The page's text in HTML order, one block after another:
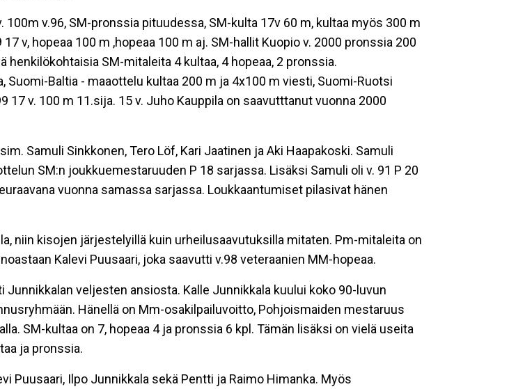
v.96, SM-pronssia pituudessa, SM-kulta 17v 60 m, kultaa myös 300 m
v, hopeaa 100 m ,hopeaa 100 m aj. SM-hallit Kuopio v. 2000 pronssia 200
SM-mitaleita 4 kultaa, 4 hopeaa, 2 pronssia.
Baltia - maaottelu kultaa 200 m ja 4x100 m viesti, Suomi-Ruotsi
v. 100 m 11.sija. 15 v. Juho Kauppila on saavutttanut vuonna 2000
Samuli Sinkkonen, Tero Löf, Kari Jaatinen ja Aki Haapakoski. Samuli
SM:n joukkuemestaruuden P 18 sarjassa. Lisäksi Samuli oli v. 91 P 20
vuonna samassa sarjassa. Loukkaantumiset pilasivat hänen
niin kisojen järjestelyillä kuin urheilusaavutuksilla mitaten. Pm-mitaleita on
Kalevi Puusaari, joka saavutti v.98 veteraanien MM-hopeaa.
veljesten ansiosta. Kalle Junnikkala kuului koko 90-luvun
Hänellä on Mm-osakilpailuvoitto, Pohjoismaiden mestaruus
SM-kultaa on 7, hopeaa 4 ja pronssia 6 kpl. Tämän lisäksi on vielä useita
ja pronssia.
Puusaari, Ilpo Junnikkala sekä Pentti ja Raimo Himanka. Myös